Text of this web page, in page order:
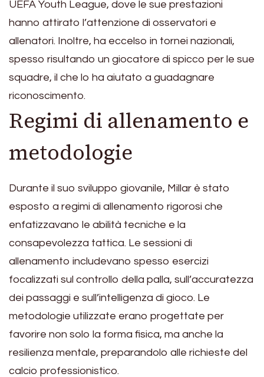
UEFA Youth League, dove le sue prestazioni
hanno attirato l’attenzione di osservatori e
allenatori. Inoltre, ha eccelso in tornei nazionali,
spesso risultando un giocatore di spicco per le sue
squadre, il che lo ha aiutato a guadagnare
riconoscimento.
Regimi di allenamento e
metodologie
Durante il suo sviluppo giovanile, Millar è stato
esposto a regimi di allenamento rigorosi che
enfatizzavano le abilità tecniche e la
consapevolezza tattica. Le sessioni di
allenamento includevano spesso esercizi
focalizzati sul controllo della palla, sull’accuratezza
dei passaggi e sull’intelligenza di gioco. Le
metodologie utilizzate erano progettate per
favorire non solo la forma fisica, ma anche la
resilienza mentale, preparandolo alle richieste del
calcio professionistico.